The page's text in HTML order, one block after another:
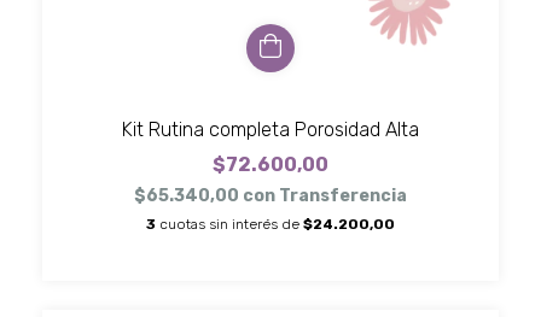
Kit Rutina completa Porosidad Alta
$72.600,00
$65.340,00 con Transferencia
3 cuotas sin interés de $24.200,00